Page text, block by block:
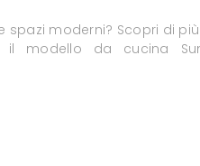
spazi moderni? Scopri di
il modello da cucina